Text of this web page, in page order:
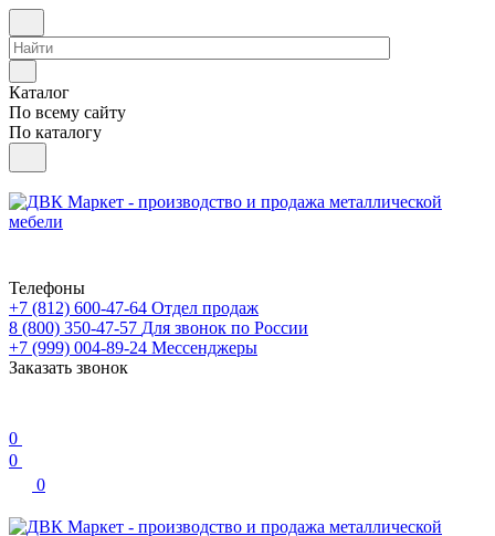
Каталог
По всему сайту
По каталогу
Телефоны
+7 (812) 600-47-64 Отдел продаж
8 (800) 350-47-57 Для звонок по России
+7 (999) 004-89-24 Мессенджеры
Заказать звонок
0
0
0